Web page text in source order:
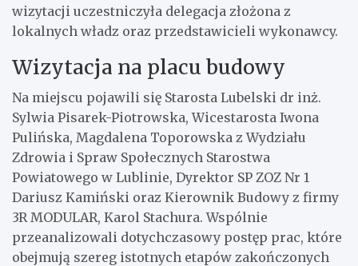
wizytacji uczestniczyła delegacja złożona z
lokalnych władz oraz przedstawicieli wykonawcy.
Wizytacja na placu budowy
Na miejscu pojawili się Starosta Lubelski dr inż.
Sylwia Pisarek-Piotrowska, Wicestarosta Iwona
Pulińska, Magdalena Toporowska z Wydziału
Zdrowia i Spraw Społecznych Starostwa
Powiatowego w Lublinie, Dyrektor SP ZOZ Nr 1
Dariusz Kamiński oraz Kierownik Budowy z firmy
3R MODULAR, Karol Stachura. Wspólnie
przeanalizowali dotychczasowy postęp prac, które
obejmują szereg istotnych etapów zakończonych